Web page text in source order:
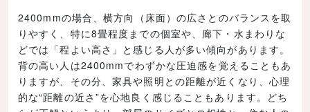
2400mmの場合、横方向（床面）の広さとのバランスを取
りやすく、特に8畳程度までの個室や、廊下・水まわりな
どでは「程よい高さ」と感じる人が多い傾向があります。
背の高い人は2400mmでわずかな圧迫感を覚えることもあ
りますが、その分、家具や照明との距離が近くなり、心理
的な“距離の近さ”を心地良く感じることもあります。どち